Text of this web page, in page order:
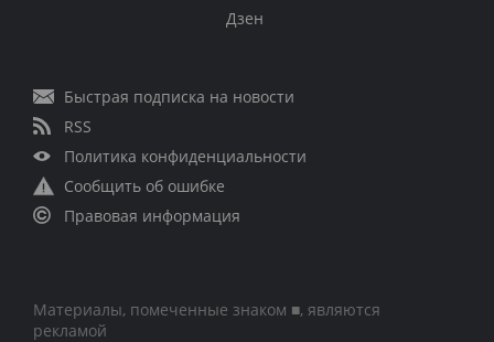
Дзен
Быстрая подписка на новости
RSS
Политика конфиденциальности
Сообщить об ошибке
Правовая информация
Материалы, помеченные знаком ■, являются
рекламой